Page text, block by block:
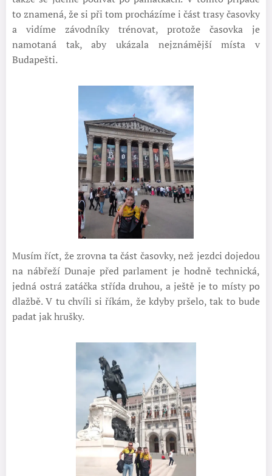
to znamená, že si při tom procházíme i část trasy časovky
a vidíme závodníky trénovat, protože časovka je
namotaná tak, aby ukázala nejznámější místa v
Budapešti.
Musím říct, že zrovna ta část časovky, než jezdci dojedou
na nábřeží Dunaje před parlament je hodně technická,
jedná ostrá zatáčka střída druhou, a ještě je to místy po
dlažbě. V tu chvíli si říkám, že kdyby pršelo, tak to bude
padat jak hrušky.